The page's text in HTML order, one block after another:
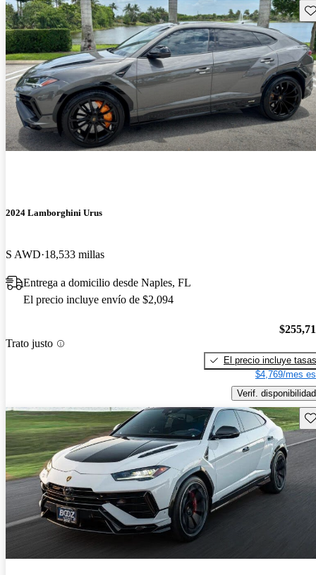
2024 Lamborghini Urus
S AWD 18,533 millas
Entrega a domicilio desde Naples, FL
El precio incluye envío de $2,094
Trato justo
El precio incluye tasas
$4,769/mes
Verif. disponibilidad